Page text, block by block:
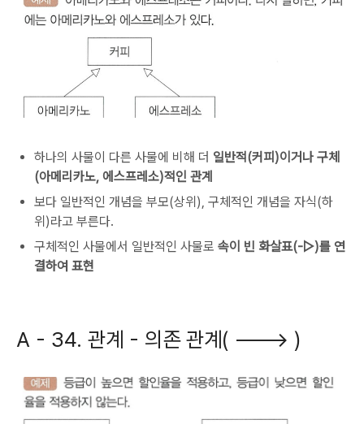
하나의 사물이 다른 사물에 비해 더 일반적(커피)이거나 구체
(아메리카노, 에스프레소)적인 관계
보다 일반적인 개념을 부모(상위), 구체적인 개념을 자식(하
위)라고 부른다.
구체적인 사물에서 일반적인 사물로 속이 빈 화살표(-▷)를 연
결하여 표현
A - 34. 관계 - 의존 관계( ---> )